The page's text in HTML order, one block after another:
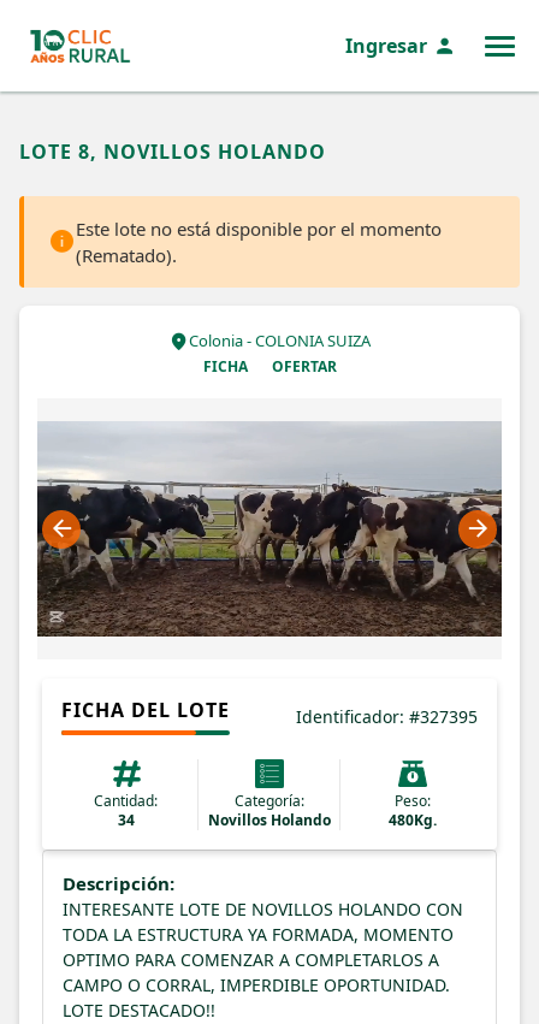
Ingresar
LOTE 8, NOVILLOS HOLANDO
Este lote no está disponible por el momento
(Rematado).
FICHA OFERTAR
Colonia - COLONIA SUIZA
FICHA DEL LOTE Identificador: #327395
Cantidad:
34
Categoría:
Novillos Holando
Peso:
480Kg.
Descripción:
INTERESANTE LOTE DE NOVILLOS HOLANDO CON
TODA LA ESTRUCTURA YA FORMADA, MOMENTO
OPTIMO PARA COMENZAR A COMPLETARLOS A
CAMPO O CORRAL, IMPERDIBLE OPORTUNIDAD.
LOTE DESTACADO!!